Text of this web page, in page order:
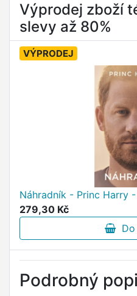
Výprodej zboží
slevy až 80%
VÝPRODEJ
Náhradník - Princ Harry -
279,30 Kč
Do
Podrobný